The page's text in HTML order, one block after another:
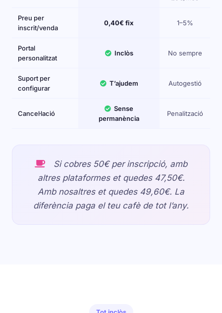
Preu per
inscrit/venda
0,40€ fix 1–5%
Portal
personalitzat
Inclòs No sempre
Suport per
configurar
T’ajudem Autogestió
Cancel·lació
Sense
permanència
Penalització
Si cobres 50€ per inscripció, amb
altres plataformes et quedes 47,50€.
Amb nosaltres et quedes 49,60€. La
diferència paga el teu cafè de tot l’any.